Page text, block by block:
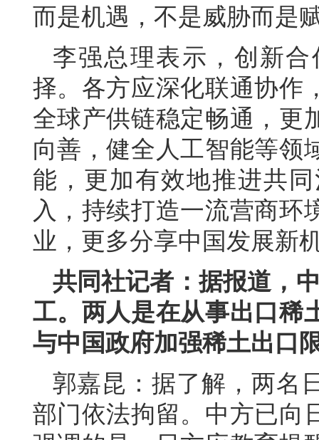
而是机遇，不是威胁而是
李强总理表示，创新
择。各方应深化联通协作
全球产供链稳定畅通，更
向善，健全人工智能等领
能，更加有效地推进共
入，持续打造一流营商环
业，更多分享中国发展新
共同社记者：据报道，
工。两人是在从事出口稀
与中国政府加强稀土出口
郭嘉昆：据了解，两名
部门依法拘留。中方已向